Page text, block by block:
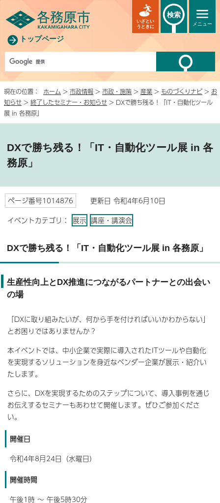
トップページ
メニュー
いざとい
うときに
検索
現在の位置： ホーム > 市政情報 > 市政・施策 > 産業 > ものづくりナビ> お
知らせ > 終了したセミナー・お知らせ > DXで勝ち残る！「IT・自動化ツール
展 in 各務原」
DXで勝ち残る！「IT・自動化ツール展 in 各
務原」
ページ番号1014876
更新日 令和4年6月10日
イベントカテゴリ：
展示 講座・講演会
DXで勝ち残る！「IT・自動化ツール展 in 各務原」
生産性向上とDX推進につながるパートナーとの出会い
の場
「DXに取り組みたいが、何から手を付ければいいかわからない」
とお困りではありませんか？
本イベントでは、中小企業で実際に導入されたITツールや自動化
を実現するソリューションを身近なベンダー企業が展示・紹介い
たします。
さらに、DXを実現するためのステップについて、導入事例を通じ
お伝えするセミナーもあわせて開催します。ぜひご参加くださ
い。
開催日
令和4年8月24日（水曜日）
開催時間
午後1時 ～ 午後5時30分